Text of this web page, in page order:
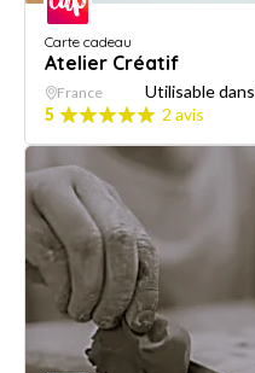
Carte cadeau
Atelier Créatif
France Utilisable dans
5
2 avis